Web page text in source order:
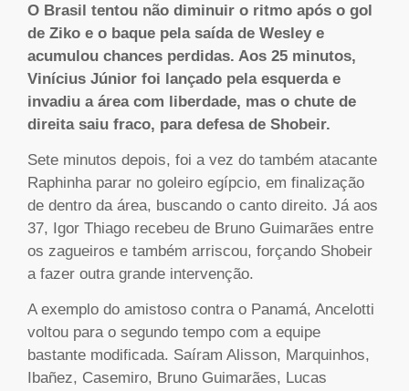
O Brasil tentou não diminuir o ritmo após o gol
de Ziko e o baque pela saída de Wesley e
acumulou chances perdidas. Aos 25 minutos,
Vinícius Júnior foi lançado pela esquerda e
invadiu a área com liberdade, mas o chute de
direita saiu fraco, para defesa de Shobeir.
Sete minutos depois, foi a vez do também atacante
Raphinha parar no goleiro egípcio, em finalização
de dentro da área, buscando o canto direito. Já aos
37, Igor Thiago recebeu de Bruno Guimarães entre
os zagueiros e também arriscou, forçando Shobeir
a fazer outra grande intervenção.
A exemplo do amistoso contra o Panamá, Ancelotti
voltou para o segundo tempo com a equipe
bastante modificada. Saíram Alisson, Marquinhos,
Ibañez, Casemiro, Bruno Guimarães, Lucas